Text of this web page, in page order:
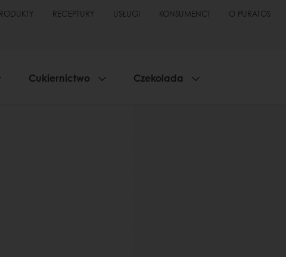
RECEPTURY USŁUGI KONSUMENCI O PURATOS
Cukiernictwo Czekolada